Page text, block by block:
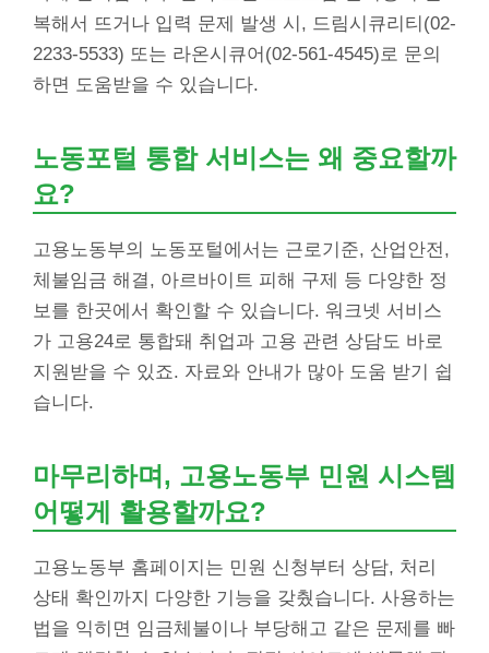
복해서 뜨거나 입력 문제 발생 시, 드림시큐리티(02-
2233-5533) 또는 라온시큐어(02-561-4545)로 문의
하면 도움받을 수 있습니다.
노동포털 통합 서비스는 왜 중요할까
요?
고용노동부의 노동포털에서는 근로기준, 산업안전,
체불임금 해결, 아르바이트 피해 구제 등 다양한 정
보를 한곳에서 확인할 수 있습니다. 워크넷 서비스
가 고용24로 통합돼 취업과 고용 관련 상담도 바로
지원받을 수 있죠. 자료와 안내가 많아 도움 받기 쉽
습니다.
마무리하며, 고용노동부 민원 시스템
어떻게 활용할까요?
고용노동부 홈페이지는 민원 신청부터 상담, 처리
상태 확인까지 다양한 기능을 갖췄습니다. 사용하는
법을 익히면 임금체불이나 부당해고 같은 문제를 빠